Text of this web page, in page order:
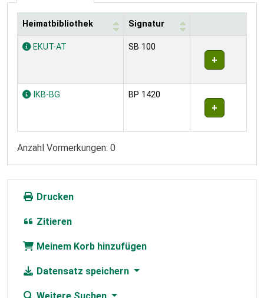
Exemplare
Heimatbibliothek Signatur
EKUT-AT SB 100
IKB-BG BP 1420
Anzahl Vormerkungen: 0
Drucken
Zitieren
Meinem Korb hinzufügen
Datensatz speichern